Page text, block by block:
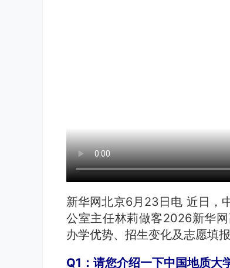
新华网北京6月23日电 近日，
公室主任林莉做客2026新华
办学优势、招生变化及志愿填报
Q1：请您介绍一下中国地质大